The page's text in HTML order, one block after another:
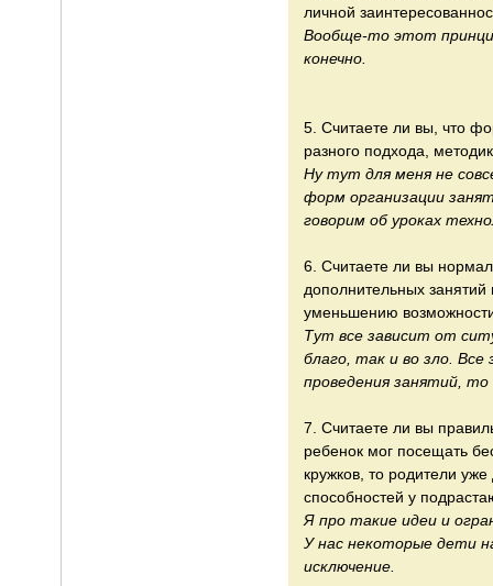
личной
Вообще-то этот
конечно.
5. Считаете ли вы, что
разного подхода,
Ну тут для меня не
форм организации
говорим об уроках
6. Считаете ли вы
дополнительных занятий
уменьшению
Тут все зависит от
благо, так и во зло.
проведения занятий,
7. Считаете ли вы
ребенок мог посещать
кружков, то родители
способностей у
Я про такие идеи и
У нас некоторые дети
исключение.